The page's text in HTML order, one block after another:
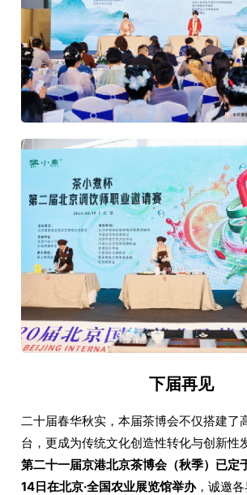
下届再见
二十届春华秋实，本届茶博会不仅搭建了
台，更成为传统文化创造性转化与创新性
第二十一届京港北京茶博会（秋季）已
14日在北京·全国农业展览馆举办，诚邀